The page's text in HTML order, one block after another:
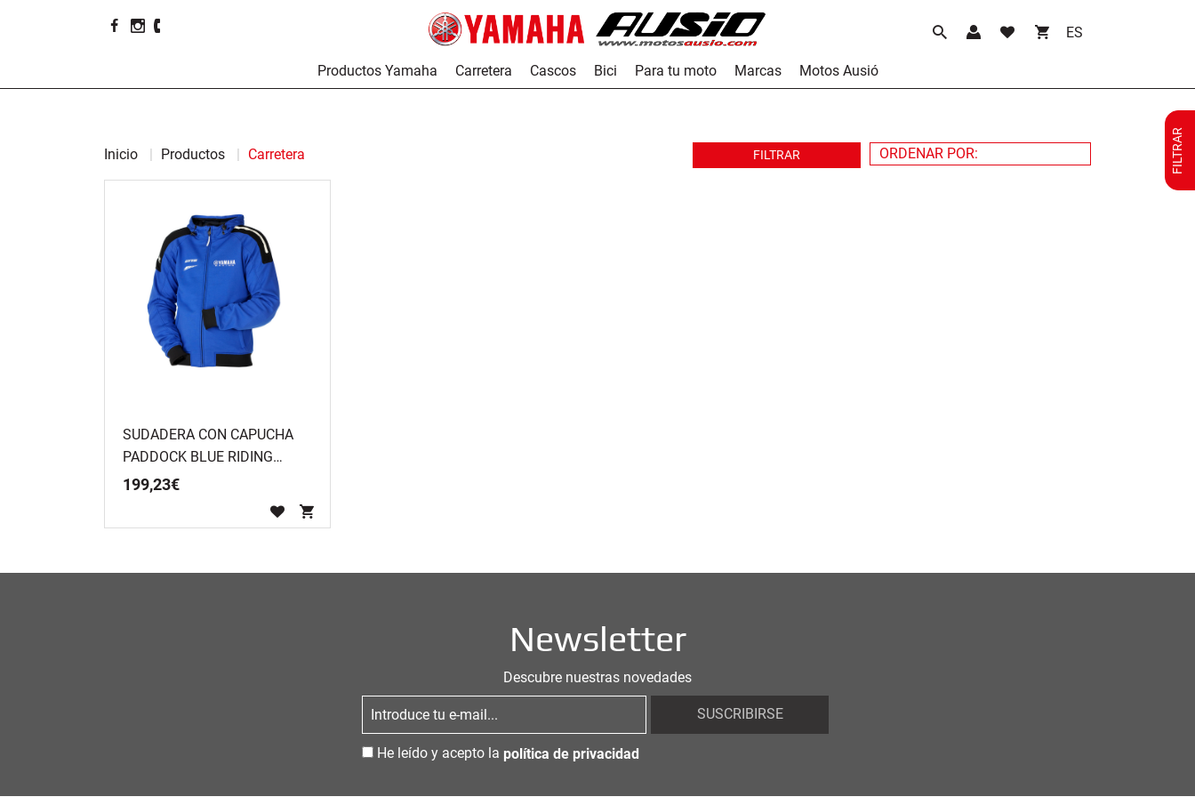
Idioma
Productos Yamaha Carretera Cascos Bici Para tu moto Marcas Motos Ausió
Inicio Productos Carretera FILTRAR FILTRAR
SUDADERA CON CAPUCHA
PADDOCK BLUE RIDING
HOMBRE
199,23€
Newsletter
Descubre nuestras novedades
SUSCRIBIRSE
He leído y acepto la política de privacidad